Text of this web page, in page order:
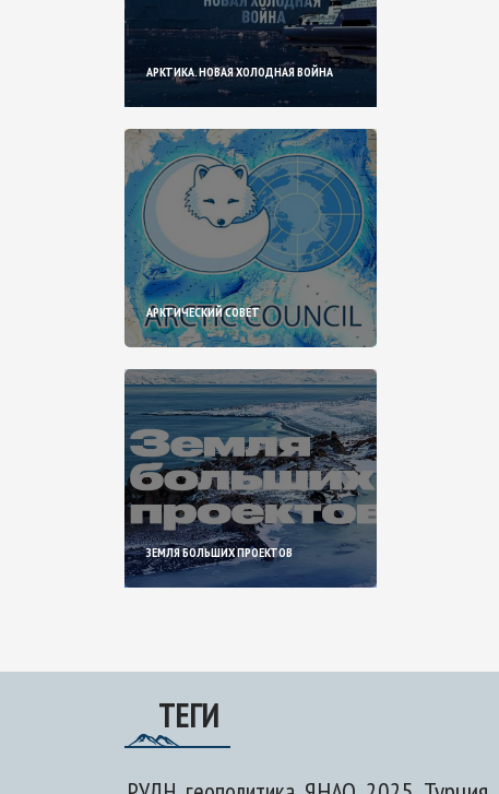
АРКТИКА. НОВАЯ ХОЛОДНАЯ ВОЙНА
АРКТИЧЕСКИЙ СОВЕТ
ЗЕМЛЯ БОЛЬШИХ ПРОЕКТОВ
ТЕГИ